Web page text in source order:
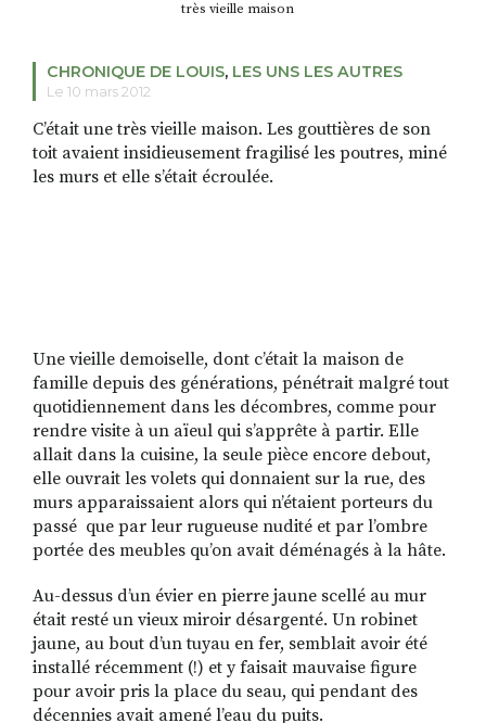
ROSÉE DE MAI
très vieille maison
CHRONIQUE DE LOUIS, LES UNS LES AUTRES
Le 10 mars 2012
C’était une très vieille maison. Les gouttières de son
toit avaient insidieusement fragilisé les poutres, miné
les murs et elle s’était écroulée.
Une vieille demoiselle, dont c’était la maison de
famille depuis des générations, pénétrait malgré tout
quotidiennement dans les décombres, comme pour
rendre visite à un aïeul qui s’apprête à partir. Elle
allait dans la cuisine, la seule pièce encore debout,
elle ouvrait les volets qui donnaient sur la rue, des
murs apparaissaient alors qui n’étaient porteurs du
passé que par leur rugueuse nudité et par l’ombre
portée des meubles qu’on avait déménagés à la hâte.
Au-dessus d’un évier en pierre jaune scellé au mur
était resté un vieux miroir désargenté. Un robinet
jaune, au bout d’un tuyau en fer, semblait avoir été
installé récemment (!) et y faisait mauvaise figure
pour avoir pris la place du seau, qui pendant des
décennies avait amené l’eau du puits.